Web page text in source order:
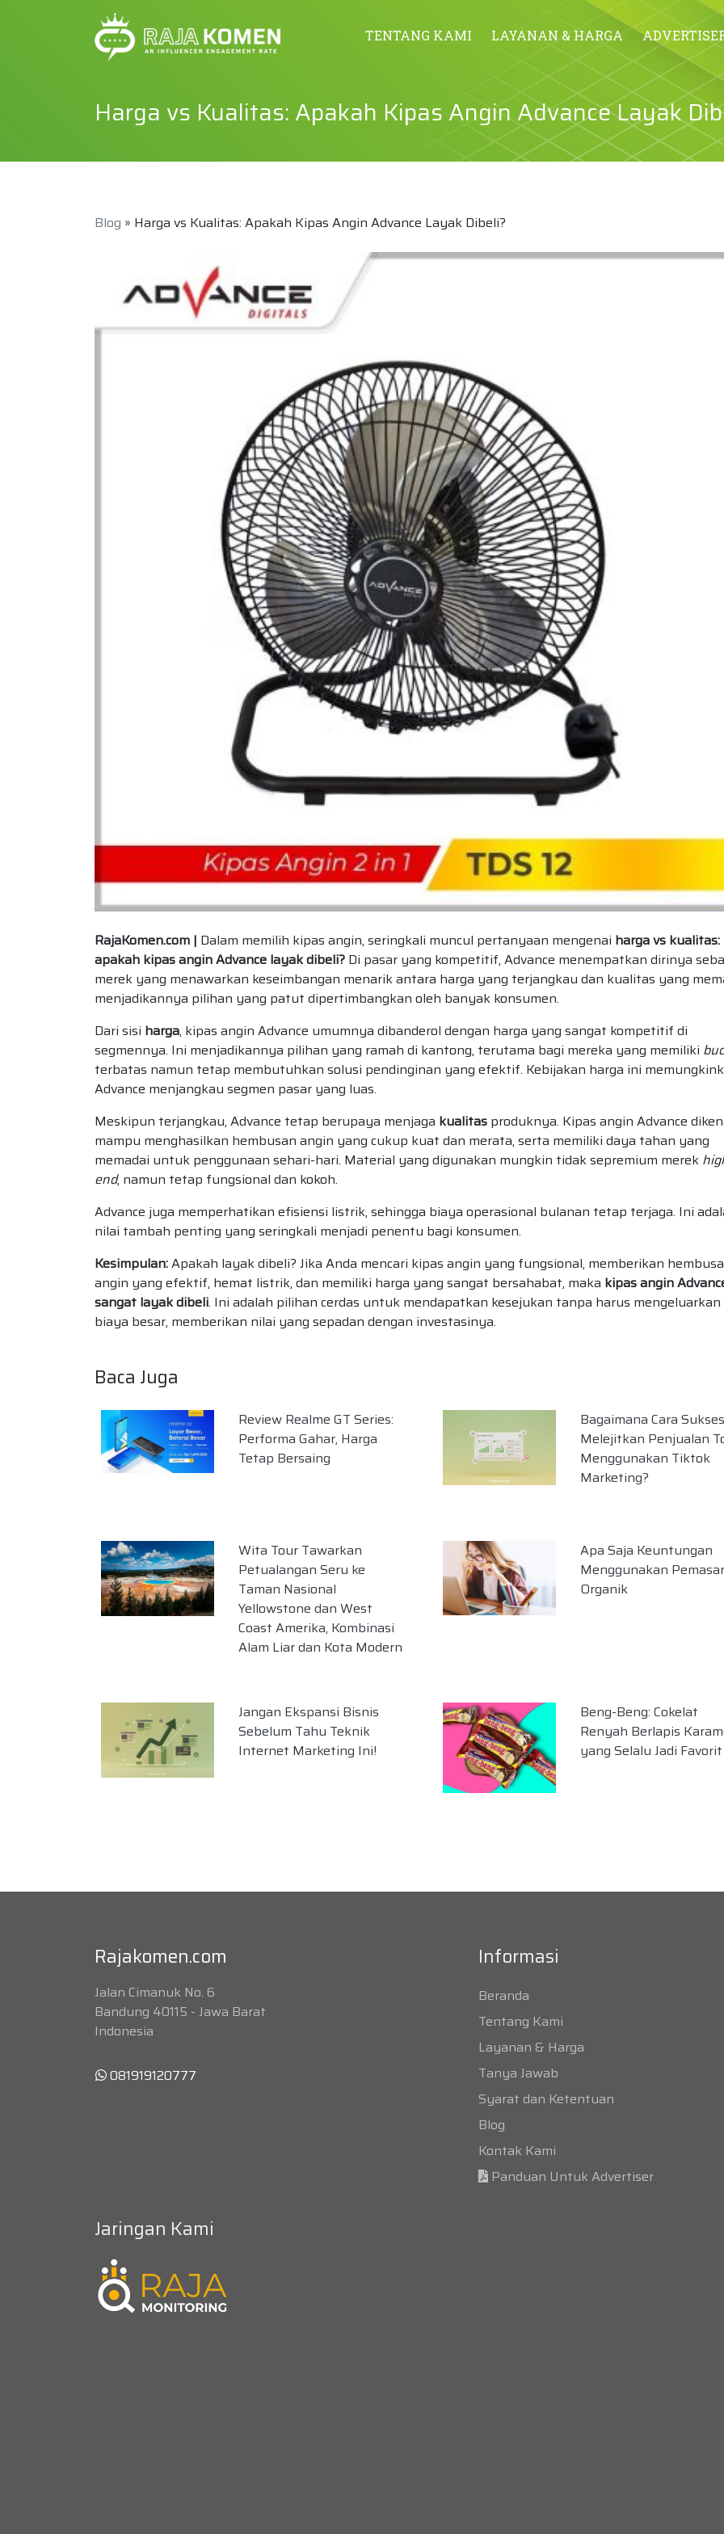
TENTANG KAMI LAYANAN & HARGA
Harga vs Kualitas: Apakah Kipas Angin Advance Layak
Blog » Harga vs Kualitas: Apakah Kipas Angin Advance Layak Dibeli?
RajaKomen.com | Dalam memilih kipas angin, seringkali muncul pertanyaan mengenai harga vs kualitas:
apakah kipas angin Advance layak dibeli? Di pasar yang kompetitif, Advance menempatkan dirinya
merek yang menawarkan keseimbangan menarik antara harga yang terjangkau dan kualitas yang
menjadikannya pilihan yang patut dipertimbangkan oleh banyak konsumen.
Dari sisi harga, kipas angin Advance umumnya dibanderol dengan harga yang sangat kompetitif di
segmennya. Ini menjadikannya pilihan yang ramah di kantong, terutama bagi mereka yang memiliki
terbatas namun tetap membutuhkan solusi pendinginan yang efektif. Kebijakan harga ini
Advance menjangkau segmen pasar yang luas.
Meskipun terjangkau, Advance tetap berupaya menjaga kualitas produknya. Kipas angin Advance
mampu menghasilkan hembusan angin yang cukup kuat dan merata, serta memiliki daya tahan yang
memadai untuk penggunaan sehari-hari. Material yang digunakan mungkin tidak sepremium merek
end, namun tetap fungsional dan kokoh.
Advance juga memperhatikan efisiensi listrik, sehingga biaya operasional bulanan tetap terjaga. Ini
nilai tambah penting yang seringkali menjadi penentu bagi konsumen.
Kesimpulan:Apakah layak dibeli? Jika Anda mencari kipas angin yang fungsional, memberikan
angin yang efektif, hemat listrik, dan memiliki harga yang sangat bersahabat, maka kipas angin
sangat layak dibeli. Ini adalah pilihan cerdas untuk mendapatkan kesejukan tanpa harus mengeluarkan
biaya besar, memberikan nilai yang sepadan dengan investasinya.
Baca Juga
Review Realme GT Series:
Performa Gahar, Harga
Tetap Bersaing
Bagaimana Cara Sukses
Melejitkan Penjualan
Menggunakan Tiktok
Marketing?
Wita Tour Tawarkan
Petualangan Seru ke
Taman Nasional
Yellowstone dan West
Coast Amerika, Kombinasi
Alam Liar dan Kota Modern
Apa Saja Keuntungan
Menggunakan
Organik
Jangan Ekspansi Bisnis
Sebelum Tahu Teknik
Internet Marketing Ini!
Beng-Beng: Cokelat
Renyah Berlapis
yang Selalu Jadi Favorit
Rajakomen.com
Jalan Cimanuk No. 6
Bandung 40115 - Jawa Barat
Indonesia
081919120777
Informasi
Beranda
Tentang Kami
Layanan & Harga
Tanya Jawab
Syarat dan Ketentuan
Blog
Kontak Kami
Panduan Untuk Advertiser
Jaringan Kami